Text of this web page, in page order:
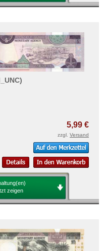
5,99 €
zzgl. Versand
zeigen